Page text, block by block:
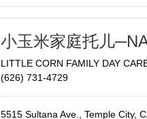
小玉米家庭托儿
LITTLE CORN FAMILY DAY
(626) 731-4729
5515 Sultana Ave., Temple City,